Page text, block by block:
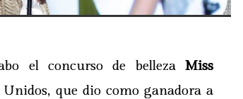
el concurso de belleza Miss
Unidos, que dio como ganadora a